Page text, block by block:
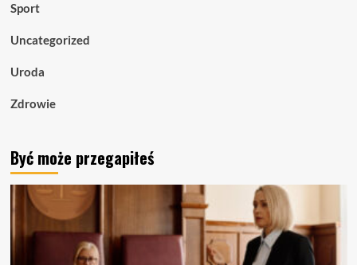
Sport
Uncategorized
Uroda
Zdrowie
Być może przegapiłeś